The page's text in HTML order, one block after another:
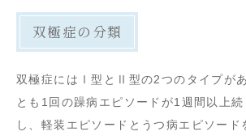
双極症の分類
双極症にはⅠ型とⅡ型の2つのタイプがあ
とも1回の躁病エピソードが1週間以上
し、軽装エピソードとうつ病エピソード